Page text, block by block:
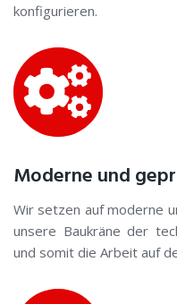
konfigurieren.
Moderne und
Wir setzen auf moderne
unsere Baukräne der
und somit die Arbeit auf